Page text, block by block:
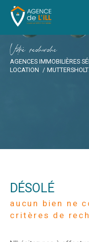
Vore recece
AGENCES IMMOBILIÈRES
LOCATION
DÉSOLÉ
aucun bien ne
critères de